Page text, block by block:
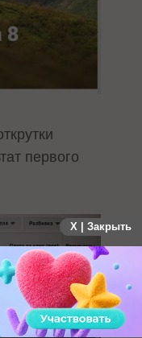
первого
X | Закрыть